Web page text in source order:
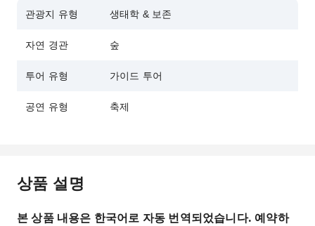
관광지 유형 생태학 & 보존
자연 경관 숲
투어 유형 가이드 투어
공연 유형 축제
상품 설명
본 상품 내용은 한국어로 자동 번역되었습니다. 예약하